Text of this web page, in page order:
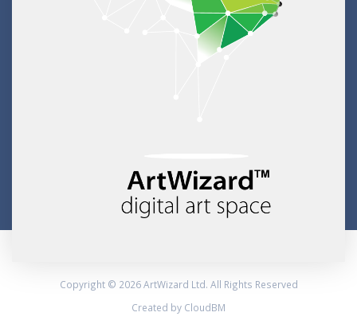
Copyright © 2026 ArtWizard Ltd. All Rights Reserved
Created by CloudBM